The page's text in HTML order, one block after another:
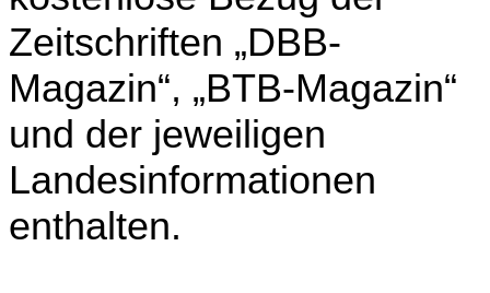
Zeitschriften „DBB-
Magazin“, „BTB-Magazin“
und der jeweiligen
Landesinformationen
enthalten.